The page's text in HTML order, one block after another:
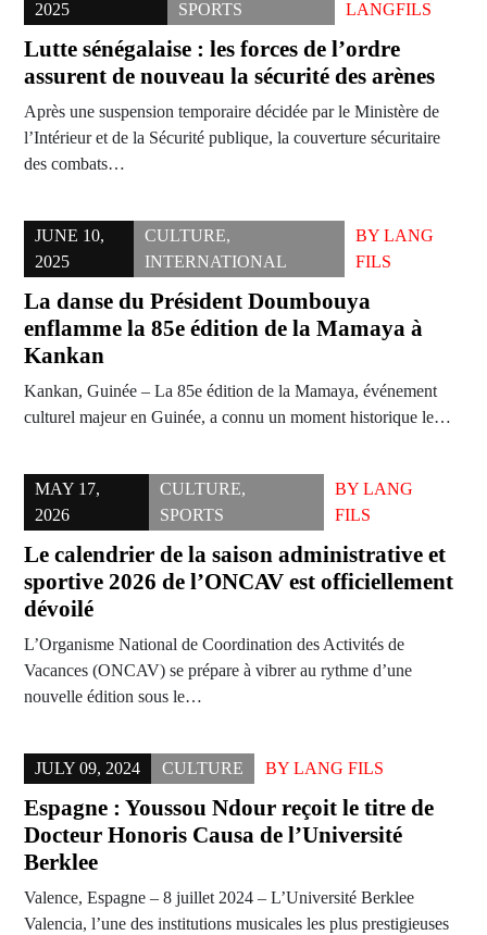
2025
SPORTS
LANGFILS
Lutte sénégalaise : les forces de l’ordre
assurent de nouveau la sécurité des arènes
Après une suspension temporaire décidée par le Ministère de
l’Intérieur et de la Sécurité publique, la couverture sécuritaire
des combats…
JUNE 10,
2025
CULTURE,
INTERNATIONAL
BYLANG
FILS
La danse du Président Doumbouya
enflamme la 85e édition de la Mamaya à
Kankan
Kankan, Guinée – La 85e édition de la Mamaya, événement
culturel majeur en Guinée, a connu un moment historique le…
MAY 17,
2026
CULTURE,
SPORTS
BY LANG
FILS
Le calendrier de la saison administrative et
sportive 2026 de l’ONCAV est officiellement
dévoilé
L’Organisme National de Coordination des Activités de
Vacances (ONCAV) se prépare à vibrer au rythme d’une
nouvelle édition sous le…
JULY 09, 2024 CULTURE BY LANG FILS
Espagne : Youssou Ndour reçoit le titre de
Docteur Honoris Causa de l’Université
Berklee
Valence, Espagne – 8 juillet 2024 – L’Université Berklee
Valencia, l’une des institutions musicales les plus prestigieuses